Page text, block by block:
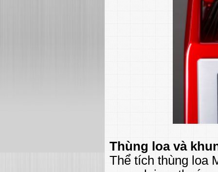
Thùng loa và
Thể tích thùng loa